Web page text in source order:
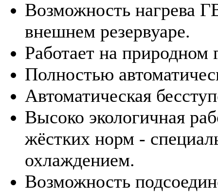
Возможность нагрева
внешнем резервуаре.
Работает на природном
Полностью
Автоматическая
Высоко экологичная
жёстких норм -
охлаждением.
Возможность